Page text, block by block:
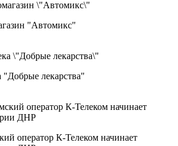
"Автомикс"
лекарства"
оператор К-Телеком начинает